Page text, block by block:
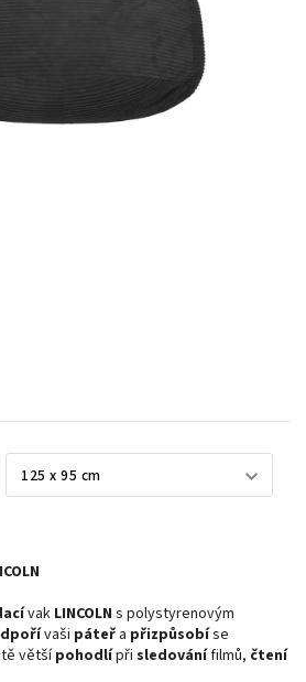
vak LINCOLN s polystyrenovým
vaši páteř a přizpůsobíse
většípohodlípři sledovánífilmů, čtení